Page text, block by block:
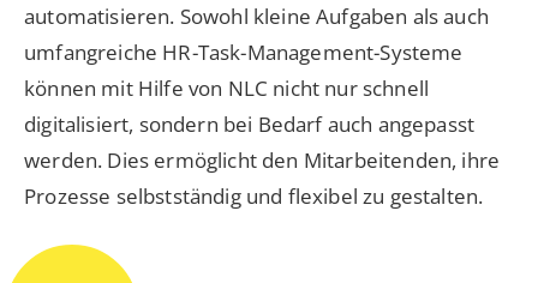
automatisieren. Sowohl kleine Aufgaben als auch
umfangreiche HR-Task-Management-Systeme
können mit Hilfe von NLC nicht nur schnell
digitalisiert, sondern bei Bedarf auch angepasst
werden. Dies ermöglicht den Mitarbeitenden, ihre
Prozesse selbstständig und flexibel zu gestalten.